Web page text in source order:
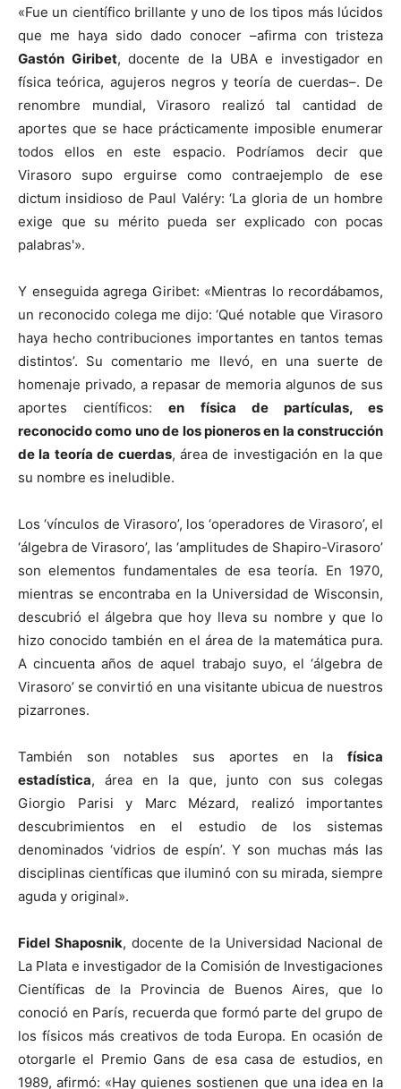
«Fue un científico brillante y uno de los tipos más lúcidos
que me haya sido dado conocer –afirma con tristeza
Gastón Giribet, docente de la UBA e investigador en
física teórica, agujeros negros y teoría de cuerdas–. De
renombre mundial, Virasoro realizó tal cantidad de
aportes que se hace prácticamente imposible enumerar
todos ellos en este espacio. Podríamos decir que
Virasoro supo erguirse como contraejemplo de ese
dictum insidioso de Paul Valéry: ‘La gloria de un hombre
exige que su mérito pueda ser explicado con pocas
palabras'».
Y enseguida agrega Giribet: «Mientras lo recordábamos,
un reconocido colega me dijo: ‘Qué notable que Virasoro
haya hecho contribuciones importantes en tantos temas
distintos’. Su comentario me llevó, en una suerte de
homenaje privado, a repasar de memoria algunos de sus
aportes científicos:en física de partículas, es
reconocido como uno de los pioneros en la construcción
de la teoría de cuerdas, área de investigación en la que
su nombre es ineludible.
Los ‘vínculos de Virasoro’, los ‘operadores de Virasoro’, el
‘álgebra de Virasoro’, las ‘amplitudes de Shapiro-Virasoro’
son elementos fundamentales de esa teoría. En 1970,
mientras se encontraba en la Universidad de Wisconsin,
descubrió el álgebra que hoy lleva su nombre y que lo
hizo conocido también en el área de la matemática pura.
A cincuenta años de aquel trabajo suyo, el ‘álgebra de
Virasoro’ se convirtió en una visitante ubicua de nuestros
pizarrones.
También son notables sus aportes en la física
estadística, área en la que, junto con sus colegas
Giorgio Parisi y Marc Mézard, realizó importantes
descubrimientos en el estudio de los sistemas
denominados ‘vidrios de espín’. Y son muchas más las
disciplinas científicas que iluminó con su mirada, siempre
aguda y original».
Fidel Shaposnik, docente de la Universidad Nacional de
La Plata e investigador de la Comisión de Investigaciones
Científicas de la Provincia de Buenos Aires, que lo
conoció en París, recuerda que formó parte del grupo de
los físicos más creativos de toda Europa. En ocasión de
otorgarle el Premio Gans de esa casa de estudios, en
1989, afirmó: «Hay quienes sostienen que una idea en la